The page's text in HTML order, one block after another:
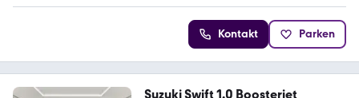
Kontakt Parken
Suzuki Swift 1.0 Boosterjet